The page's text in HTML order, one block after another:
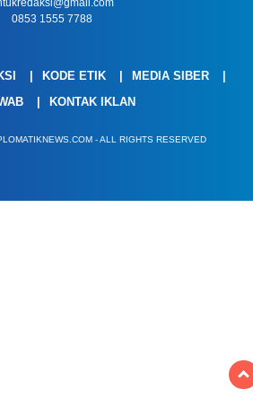
0853 1555 7788
KODE ETIK
MEDIA SIBER
KONTAK IKLAN
- ALL RIGHTS RESERVED